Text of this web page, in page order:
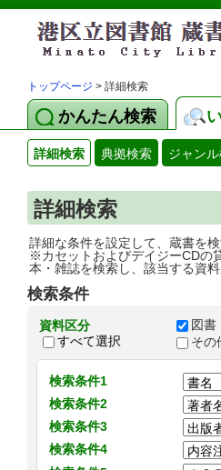
トップページ > 詳細検索
かんたん検索
詳細検索 典拠検索 ジャン
詳細検索
詳細な条件を設定して、蔵書を
※カセットおよびデイジーCDの
本・雑誌を検索し、該当する資
検索条件
資料区分
すべて選択
図
そ
検索条件1
検索条件2
検索条件3
検索条件4